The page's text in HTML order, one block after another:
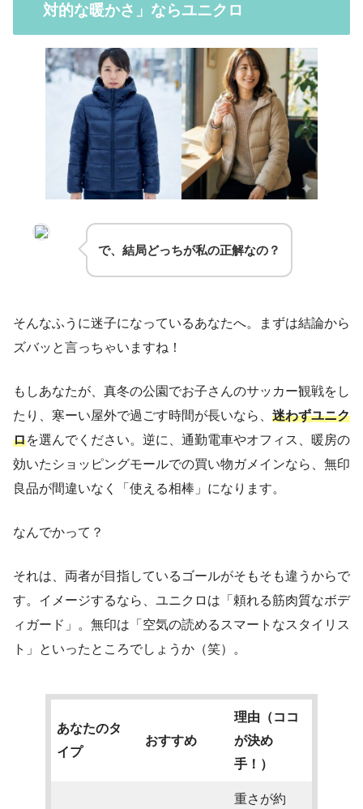
対的な暖かさ」ならユニクロ
で、結局どっちが私の正解なの？
そんなふうに迷子になっているあなたへ。まずは結論から
ズバッと言っちゃいますね！
もしあなたが、真冬の公園でお子さんのサッカー観戦をし
たり、寒ーい屋外で過ごす時間が長いなら、 迷わずユニク
ロを選んでください。逆に、通勤電車やオフィス、暖房の
効いたショッピングモールでの買い物ガメインなら、無印
良品が間違いなく「使える相棒」になります。
なんでかって？
それは、両者が目指しているゴールがそもそも違うからで
す。イメージするなら、ユニクロは「頼れる筋肉質なボデ
ィガード」。無印は「空気の読めるスマートなスタイリス
ト」といったところでしょうか（笑）。
あなたのタ
イプ
おすすめ
理由（ココ
が決め
手！）
重さが約